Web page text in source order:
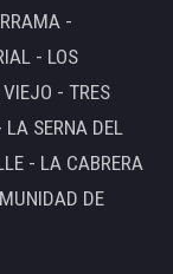
-
- LOS
- TRES
SERNA DEL
- LA CABRERA
DE